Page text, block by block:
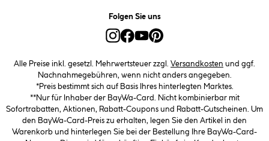
Folgen Sie uns
Alle Preise inkl. gesetzl. Mehrwertsteuer zzgl. Versandkosten und ggf.
Nachnahmegebühren, wenn nicht anders angegeben.
*Preis bestimmt sich auf Basis Ihres hinterlegten Marktes.
**Nur für Inhaber der BayWa-Card. Nicht kombinierbar mit
Sofortrabatten, Aktionen, Rabatt-Coupons und Rabatt-Gutscheinen. Um
den BayWa-Card-Preis zu erhalten, legen Sie den Artikel in den
Warenkorb und hinterlegen Sie bei der Bestellung Ihre BayWa-Card-